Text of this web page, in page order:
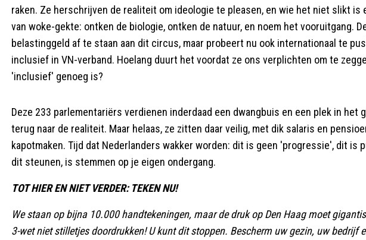
raken. Ze herschrijven de realiteit om ideologie te pleasen, en wie het niet slikt
van woke-gekte: ontken de biologie, ontken de natuur, en noem het vooruitgang.
belastinggeld af te staan aan dit circus, maar probeert nu ook internationaal te
inclusief in VN-verband. Hoelang duurt het voordat ze ons verplichten om te
'inclusief' genoeg is?
Deze 233 parlementariërs verdienen inderdaad een dwangbuis en een plek in
terug naar de realiteit. Maar helaas, ze zitten daar veilig, met dik salaris en
kapotmaken. Tijd dat Nederlanders wakker worden: dit is geen 'progressie', dit is
dit steunen, is stemmen op je eigen ondergang.
TOT HIER EN NIET VERDER: TEKEN NU!
We staan op bijna 10.000 handtekeningen, maar de druk op Den Haag moet
3-wet niet stilletjes doordrukken! U kunt dit stoppen. Bescherm uw gezin, uw bedrijf